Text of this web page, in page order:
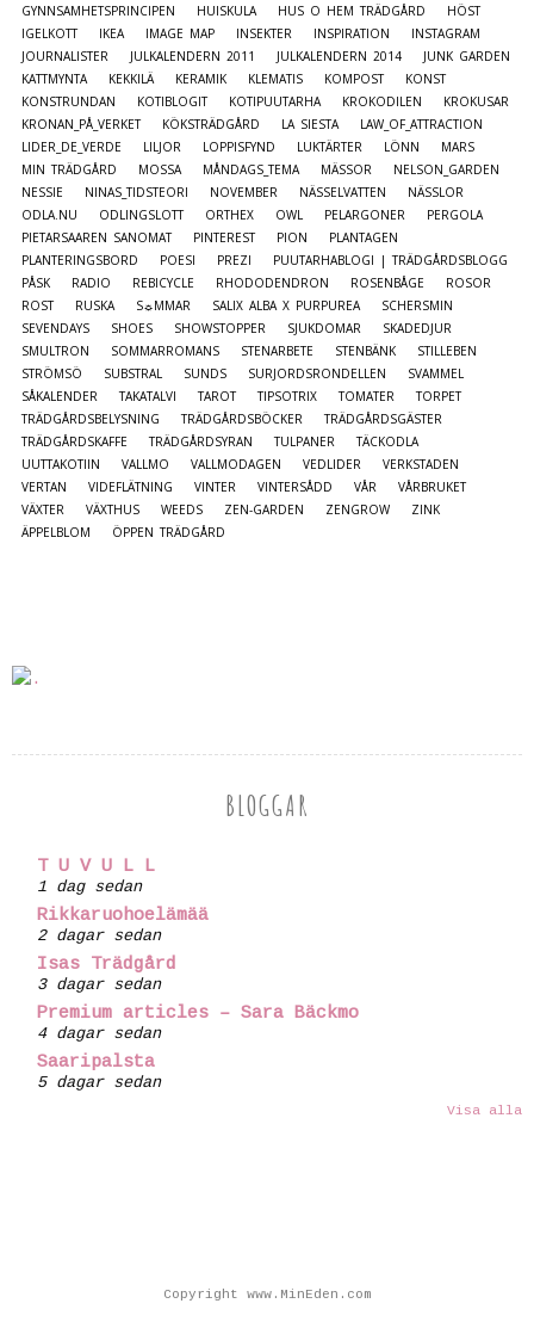
GYNNSAMHETSPRINCIPEN
HUISKULA HUS O HEM TRÄDGÅRD
HÖST
IGELKOTT
IKEA IMAGE MAP INSEKTER INSPIRATION
INSTAGRAM
JOURNALISTER
JULKALENDERN 2011 JULKALENDERN 2014
JUNK GARDEN
KATTMYNTA
KEKKILÄ KERAMIK KLEMATIS KOMPOST
KONST
KONSTRUNDAN
KOTIBLOGIT KOTIPUUTARHA KROKODILEN
KROKUSAR
KRONAN_PÅ_VERKET
KÖKSTRÄDGÅRD LA SIESTA
LAW_OF_ATTRACTION
LIDER_DE_VERDE
LILJOR LOPPISFYND LUKTÄRTER LÖNN
MARS
MIN TRÄDGÅRD
MOSSA MÅNDAGS_TEMA MÄSSOR
NELSON_GARDEN
NESSIE
NINAS_TIDSTEORI NOVEMBER NÄSSELVATTEN
NÄSSLOR
ODLA.NU
ODLINGSLOTT ORTHEX OWL PELARGONER
PERGOLA
PIETARSAAREN SANOMAT
PINTEREST PION
PLANTAGEN
PLANTERINGSBORD
POESI PREZI
PUUTARHABLOGI | TRÄDGÅRDSBLOGG
PÅSK
RADIO REBICYCLE RHODODENDRON ROSENBÅGE
ROSOR
ROST
RUSKA S☼MMAR SALIX ALBA X PURPUREA
SCHERSMIN
SEVENDAYS
SHOES SHOWSTOPPER SJUKDOMAR
SKADEDJUR
SMULTRON
SOMMARROMANS STENARBETE STENBÄNK
STILLEBEN
STRÖMSÖ
SUBSTRAL SUNDS SURJORDSRONDELLEN
SVAMMEL
SÅKALENDER
TAKATALVI TAROT TIPSOTRIX TOMATER
TORPET
TRÄDGÅRDSBELYSNING
TRÄDGÅRDSBÖCKER
TRÄDGÅRDSGÄSTER
TRÄDGÅRDSKAFFE
TRÄDGÅRDSYRAN TULPANER
TÄCKODLA
UUTTAKOTIIN
VALLMO VALLMODAGEN VEDLIDER
VERKSTADEN
VERTAN
VIDEFLÄTNING VINTER VINTERSÅDD VÅR
VÅRBRUKET
VÄXTER
VÄXTHUS WEEDS ZEN-GARDEN ZENGROW
ZINK
ÄPPELBLOM
ÖPPEN TRÄDGÅRD
BLOGGAR
T U V U L L
1 dag sedan
Rikkaruohoelämää
2 dagar sedan
Isas Trädgård
3 dagar sedan
Premium articles – Sara Bäckmo
4 dagar sedan
Saaripalsta
5 dagar sedan
Visa alla
Copyright www.MinEden.com